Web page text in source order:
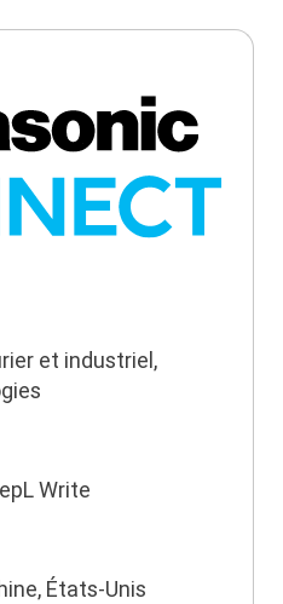
et industriel,
Write
États-Unis